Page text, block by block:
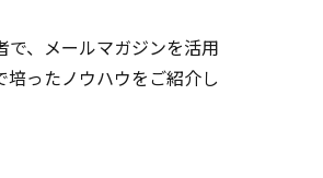
で、メールマガジンを活用
ったノウハウをご紹介し